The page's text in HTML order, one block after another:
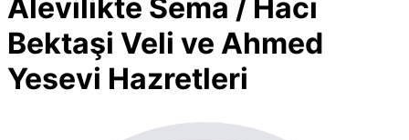
Alevilikte Sema / Hacı
Bektaşi Veli ve Ahmed
Yesevi Hazretleri